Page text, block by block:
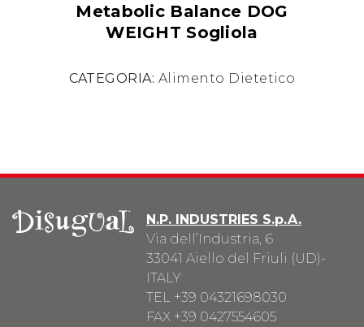
Metabolic Balance DOG
WEIGHT Sogliola
CATEGORIA: Alimento Dietetico
N.P. INDUSTRIES S.p.A.
Via dell’Industria, 6
33041 Aiello del Friuli (UD)-
ITALY
TEL +39 04321698030
FAX +39 0427554605